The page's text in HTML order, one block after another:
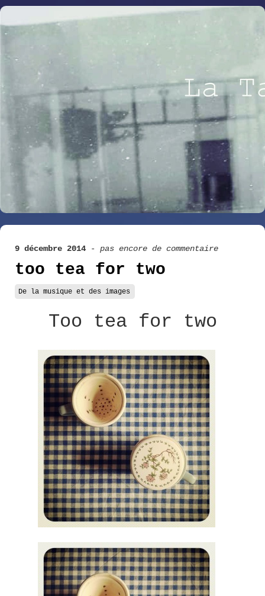
9 décembre 2014 - pas encore de commentaire
too tea for two
De la musique et des images
Too tea for two